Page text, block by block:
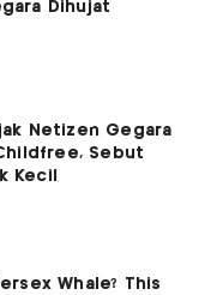
Dihujat
Netizen Gegara
Sebut
Kecil